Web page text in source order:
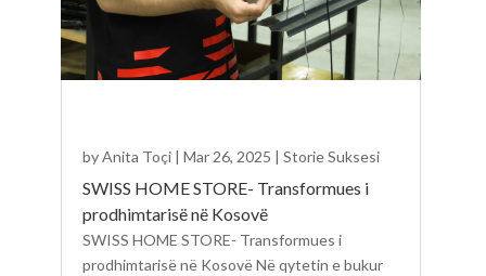
SWISS HOME STORE- Transformues i
prodhimtarisë në Kosovë
byAnita Toçi| Mar 26, 2025 | Storie Suksesi
SWISS HOME STORE- Transformues i
prodhimtarisë në Kosovë Në qytetin e bukur